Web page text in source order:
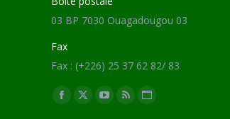
03 BP 7030 Ouagadougou 03
Fax
Fax : (+226) 25 37 62 82/ 83
Trouvez nous sur :
Facebook
X
YouTube
RSS Site